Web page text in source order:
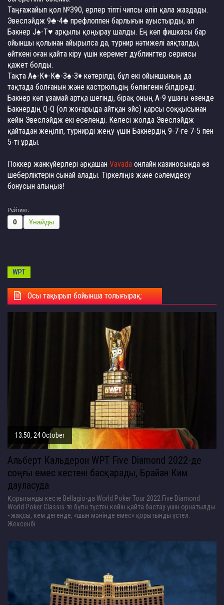
Таңғажайып қол №390, ерлер тіпті чипсы өліп қала жаздады.
Эвеслэйдж 9♣-4♣ префлоппен барлығын ауыстырды, ал
Бакнер J♠-T♥ арқылы қоңырау шалды. Ең көп фишкасы бар
ойыншы қолынан айырылса да, турнир нәтижелі аяқталды,
өйткені оған қайта кіру үшін керемет дублингтер сериясы
қажет болды.
Тақта A♠-K♦-K♣-3♠-3♦ көтерілді, бұл екі ойыншының да
тақтада болғанын және кастрюльдің бөлінгенін білдіреді.
Бакнер көп ұзамай артқа шегінді, бірақ оның А-9 ұшағы өзенде
Бакнердің Q-Q (ол жоғарыда айтқан эйс) қарсы соққысынан
кейін Эвеслэйдж екі еселенді. Келесі жолда Эвеслэйдж
қайтадан жеңіліп, турнирді жеңу үшін Бакнердің 9-7-ге 7-5 пен
5-ті ұрды.
Поккер жанкүйерлері әрқашан Vavada онлайн казиносында өз
шеберліктерін сынай алады. Тіркеліңіз және сәлемдесу
бонусын алыңыз!
Рейтинг:
0 Ұнайды
WPT
Осы тақырып бойынша толығырақ:
13:50, 24 October
Альберт Кальдерон WPT Five Diamond 2022-де
соңғы емес кестені басқарады, Брайан Ким
дауласуда
Қорытынды кесте Bellagio-да World Poker Tour 2022 Five Diamond
World Poker Classis-те бүгін түстен кейін қайта бастау үшін орнатылды
- жақсы, кем дегенде, «шын мәнінде емес» қорытынды үстел.
Жексенбі